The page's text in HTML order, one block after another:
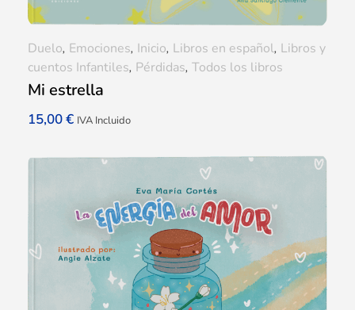
Mi estrella
15,00€ IVA Incluido
Duelo, Emociones, Inicio, Libros en español, Libros y
cuentos Infantiles, Pérdidas, Todos los libros